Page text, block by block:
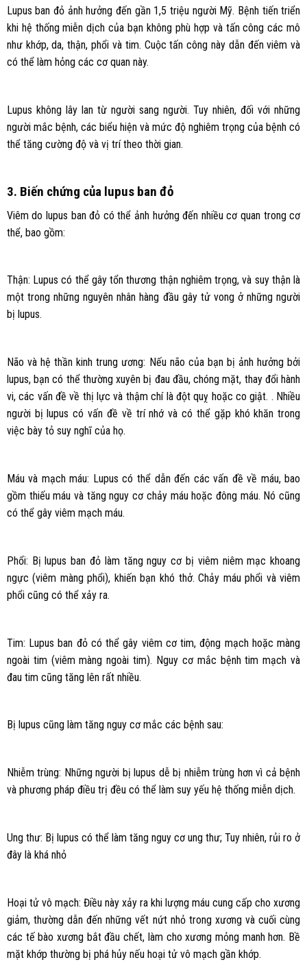
Lupus ban đỏ ảnh hưởng đến gần 1,5 triệu người Mỹ. Bệnh tiến triển
khi hệ thống miễn dịch của bạn không phù hợp và tấn công các mô
như khớp, da, thận, phổi và tim. Cuộc tấn công này dẫn đến viêm và
có thể làm hỏng các cơ quan này.
Lupus không lây lan từ người sang người. Tuy nhiên, đối với những
người mắc bệnh, các biểu hiện và mức độ nghiêm trọng của bệnh có
thể tăng cường độ và vị trí theo thời gian.
3. Biến chứng của lupus ban đỏ
Viêm do lupus ban đỏ có thể ảnh hưởng đến nhiều cơ quan trong cơ
thể, bao gồm:
Thận: Lupus có thể gây tổn thương thận nghiêm trọng, và suy thận là
một trong những nguyên nhân hàng đầu gây tử vong ở những người
bị lupus.
Não và hệ thần kinh trung ương: Nếu não của bạn bị ảnh hưởng bởi
lupus, bạn có thể thường xuyên bị đau đầu, chóng mặt, thay đổi hành
vi, các vấn đề về thị lực và thậm chí là đột quỵ hoặc co giật. . Nhiều
người bị lupus có vấn đề về trí nhớ và có thể gặp khó khăn trong
việc bày tỏ suy nghĩ của họ.
Máu và mạch máu: Lupus có thể dẫn đến các vấn đề về máu, bao
gồm thiếu máu và tăng nguy cơ chảy máu hoặc đông máu. Nó cũng
có thể gây viêm mạch máu.
Phổi: Bị lupus ban đỏ làm tăng nguy cơ bị viêm niêm mạc khoang
ngực (viêm màng phổi), khiến bạn khó thở. Chảy máu phổi và viêm
phổi cũng có thể xảy ra.
Tim: Lupus ban đỏ có thể gây viêm cơ tim, động mạch hoặc màng
ngoài tim (viêm màng ngoài tim). Nguy cơ mắc bệnh tim mạch và
đau tim cũng tăng lên rất nhiều.
Bị lupus cũng làm tăng nguy cơ mắc các bệnh sau:
Nhiễm trùng: Những người bị lupus dễ bị nhiễm trùng hơn vì cả bệnh
và phương pháp điều trị đều có thể làm suy yếu hệ thống miễn dịch.
Ung thư: Bị lupus có thể làm tăng nguy cơ ung thư; Tuy nhiên, rủi ro ở
đây là khá nhỏ
Hoại tử vô mạch: Điều này xảy ra khi lượng máu cung cấp cho xương
giảm, thường dẫn đến những vết nứt nhỏ trong xương và cuối cùng
các tế bào xương bắt đầu chết, làm cho xương mỏng manh hơn. Bề
mặt khớp thường bị phá hủy nếu hoại tử vô mạch gần khớp.